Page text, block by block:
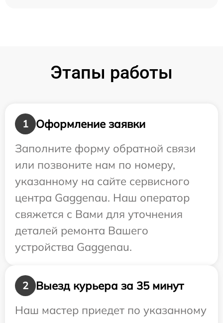
Этапы работы
1
Оформление заявки
Заполните форму обратной связи
или позвоните нам по номеру,
указанному на сайте сервисного
центра Gaggenau. Наш оператор
свяжется с Вами для уточнения
деталей ремонта Вашего
устройства Gaggenau.
2
Выезд курьера за 35 минут
Наш мастер приедет по указанному